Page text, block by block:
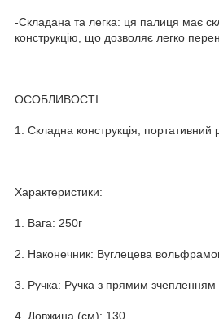
-Складана та легка: ця палиця має
конструкцію, що дозволяє легко
ОСОБЛИВОСТІ
1. Складна конструкція, портативний
Характеристики:
1. Вага: 250г
2. Наконечник: Вуглецева
3. Ручка: Ручка з прямим зчепленням
4. Довжина (см): 130